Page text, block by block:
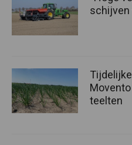
schijven
teelten